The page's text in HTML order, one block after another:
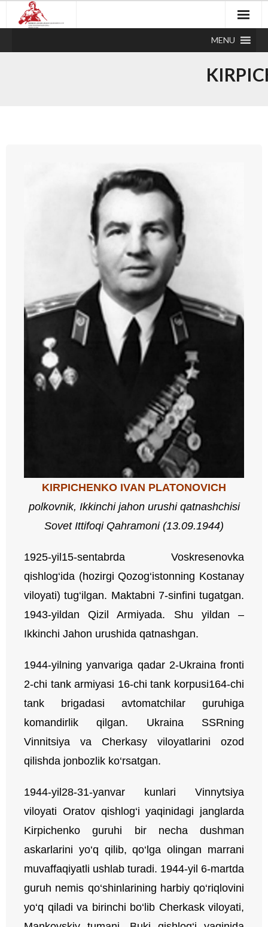
MENU
KIRPICHENKO IVAN PLATONOVICH
polkovnik, Ikkinchi jahon urushi qatnashchisi
Sovet Ittifoqi Qahramoni (13.09.1944)
1925-yil15-sentabrda Voskresenovka
qishlog‘ida (hozirgi Qozog‘istonning Kostanay
viloyati) tug‘ilgan. Maktabni 7-sinfini tugatgan.
1943-yildan Qizil Armiyada. Shu yildan –
Ikkinchi Jahon urushida qatnashgan.
1944-yilning yanvariga qadar 2-Ukraina fronti
2-chi tank armiyasi 16-chi tank korpusi164-chi
tank brigadasi avtomatchilar guruhiga
komandirlik qilgan. Ukraina SSRning
Vinnitsiya va Cherkasy viloyatlarini ozod
qilishda jonbozlik ko‘rsatgan.
1944-yil28-31-yanvar kunlari Vinnytsiya
viloyati Oratov qishlog‘i yaqinidagi janglarda
Kirpichenko guruhi bir necha dushman
askarlarini yo‘q qilib, qo‘lga olingan marrani
muvaffaqiyatli ushlab turadi. 1944-yil 6-martda
guruh nemis qo‘shinlarining harbiy qo‘riqlovini
yo‘q qiladi va birinchi bo‘lib Cherkask viloyati,